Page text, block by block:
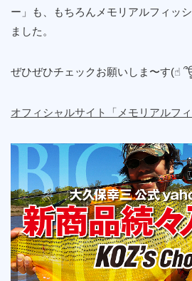
ー」も、もちろんメモリアルフィッ
ました。
ぜひぜひチェックお願いしま〜す(☝︎
オフィシャルサイト「メモリアルフ